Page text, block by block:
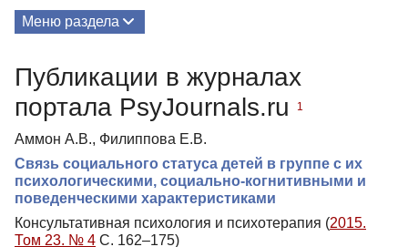
Меню раздела
Публикации в журналах
портала PsyJournals.ru
1
Аммон А.В., Филиппова Е.В.
Связь социального статуса детей в группе с их
психологическими, социально-когнитивными и
поведенческими характеристиками
Консультативная психология и психотерапия (2015.
Том 23. № 4 С. 162–175)